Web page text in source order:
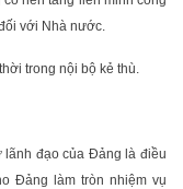
với Nhà nước.
trong nội bộ kẻ thù.
lãnh đạo của Đảng là điều
Đảng làm tròn nhiệm vụ